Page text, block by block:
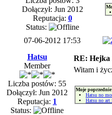
Dołączył: Jun 2012
Reputacja: 0
Status:
07-06-2012 17:53
Hatsu
Member
Liczba postów: 55
Dołączył: Jun 2012
Reputacja: 1
Status:
RE: Hejka
Witam i
Moje
Hatsu no
Hatsu no art